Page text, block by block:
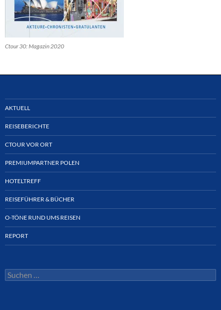
Ctour 30: Magazin 2020
AKTUELL
REISEBERICHTE
CTOUR VOR ORT
PREMIUMPARTNER POLEN
HOTELTREFF
REISEFÜHRER & BÜCHER
O-TÖNE RUND UMS REISEN
REPORT
Suchen
nach: